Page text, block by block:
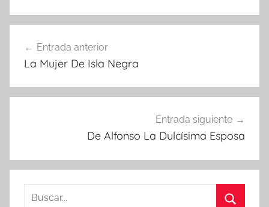
de
Entrada anterior
La Mujer De Isla Negra
Entrada siguiente
De Alfonso La Dulcísima Esposa
Buscar: